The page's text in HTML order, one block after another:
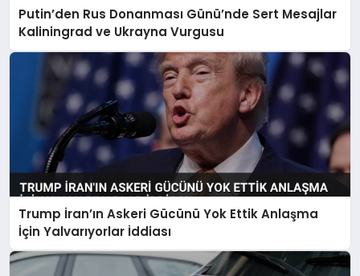
Putin’den Rus Donanması Günü’nde Sert Mesajlar
Kaliningrad ve Ukrayna Vurgusu
Trump İran’ın Askeri Gücünü Yok Ettik Anlaşma
İçin Yalvarıyorlar İddiası